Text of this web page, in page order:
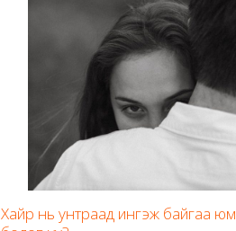
Хайр нь унтраад ингэж байгаа юм